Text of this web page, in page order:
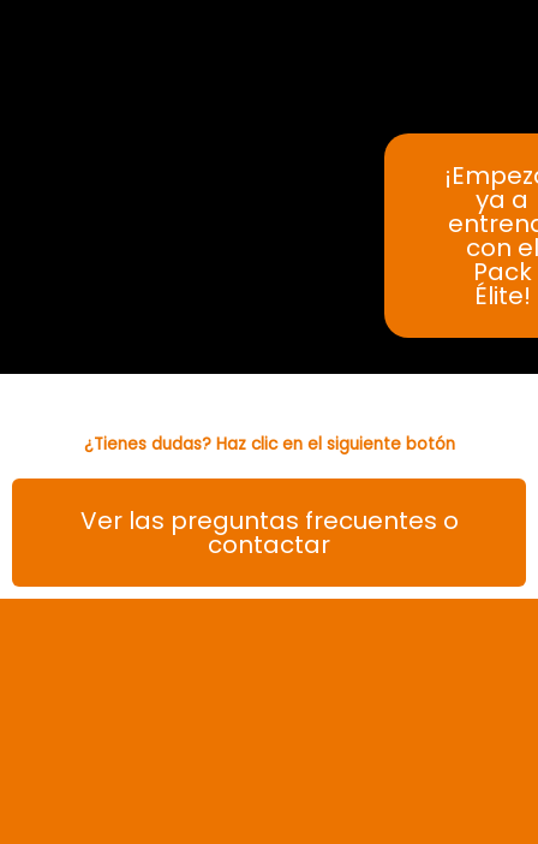
ya a
con el
Pack
Élite!
¿Tienes dudas? Haz clic en el siguiente botón
Ver las preguntas frecuentes o
contactar